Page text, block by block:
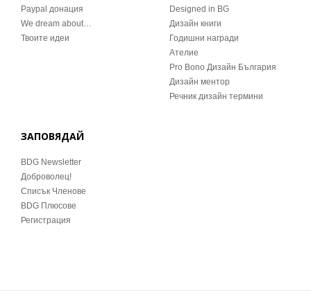
Paypal донация
We dream about…
Твоите идеи
Designed in BG
Дизайн книги
Годишни награди
Ателие
Pro Bono Дизайн България
Дизайн ментор
Речник дизайн термини
ЗАПОВЯДАЙ
BDG Newsletter
Доброволец!
Списък Членове
BDG Плюсове
Регистрация